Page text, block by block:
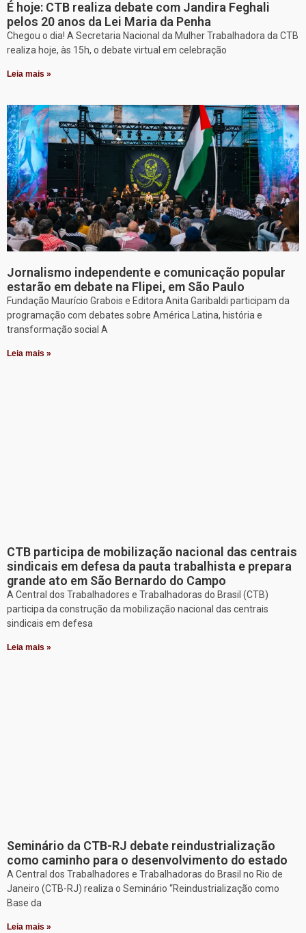
É hoje: CTB realiza debate com Jandira Feghali
pelos 20 anos da Lei Maria da Penha
Chegou o dia! A Secretaria Nacional da Mulher Trabalhadora da CTB
realiza hoje, às 15h, o debate virtual em celebração
Leia mais »
Jornalismo independente e comunicação popular
estarão em debate na Flipei, em São Paulo
Fundação Maurício Grabois e Editora Anita Garibaldi participam da
programação com debates sobre América Latina, história e
transformação social A
Leia mais »
CTB participa de mobilização nacional das centrais
sindicais em defesa da pauta trabalhista e prepara
grande ato em São Bernardo do Campo
A Central dos Trabalhadores e Trabalhadoras do Brasil (CTB)
participa da construção da mobilização nacional das centrais
sindicais em defesa
Leia mais »
Seminário da CTB-RJ debate reindustrialização
como caminho para o desenvolvimento do estado
A Central dos Trabalhadores e Trabalhadoras do Brasil no Rio de
Janeiro (CTB-RJ) realiza o Seminário “Reindustrialização como
Base da
Leia mais »